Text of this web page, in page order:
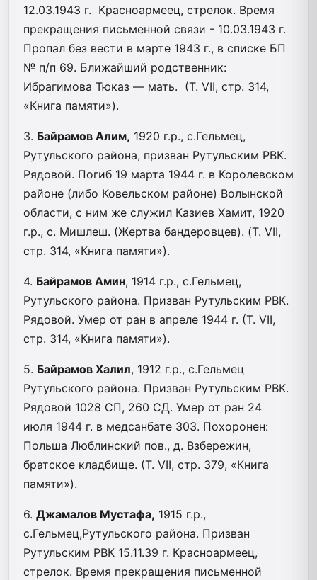
12.03.1943 г. Красноармеец, стрелок. Время
прекращения письменной связи - 10.03.1943 г.
Пропал без вести в марте 1943 г., в списке БП
№ п/п 69. Ближайший родственник:
Ибрагимова Тюказ — мать. (Т. VII, стр. 314,
«Книга памяти»).
3. Байрамов Алим, 1920 г.р., с.Гельмец,
Рутульского района, призван Рутульским РВК.
Рядовой. Погиб 19 марта 1944 г. в Королевском
районе (либо Ковельском районе) Волынской
области, с ним же служил Казиев Хамит, 1920
г.р., с. Мишлеш. (Жертва бандеровцев). (Т. VII,
стр. 314, «Книга памяти»).
4. Байрамов Амин, 1914 г.р., с.Гельмец,
Рутульского района. Призван Рутульским РВК.
Рядовой. Умер от ран в апреле 1944 г. (Т. VII,
стр. 314, «Книга памяти»).
5. Байрамов Халил, 1912 г.р., с.Гельмец
Рутульского района. Призван Рутульским РВК.
Рядовой 1028 СП, 260 СД. Умер от ран 24
июля 1944 г. в медсанбате 303. Похоронен:
Польша Люблинский пов., д. Взбережин,
братское кладбище. (Т. VII, стр. 379, «Книга
памяти»).
6. Джамалов Мустафа, 1915 г.р.,
с.Гельмец,Рутульского района. Призван
Рутульским РВК 15.11.39 г. Красноармеец,
стрелок. Время прекращения письменной